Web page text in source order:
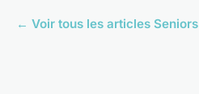
← Voir tous les articles Seniors